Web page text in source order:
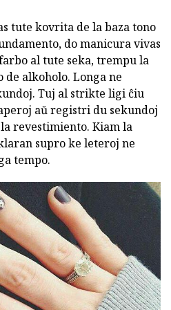
tute kovrita de la baza tono
do manicura vivas
al tute seka, trempu la
alkoholo. Longa ne
Tuj al strikte ligi ĉiu
aŭ registri du sekundoj
revestimiento. Kiam la
supro ke leteroj ne
tempo.